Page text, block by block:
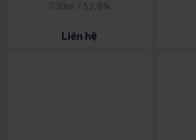
700ml / 52,8%
Liên hệ